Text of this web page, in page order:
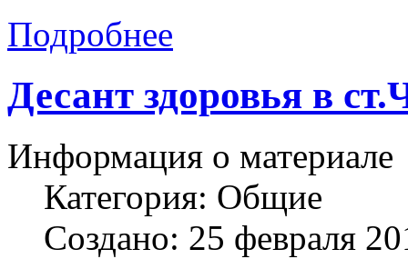
Подробнее
Десант здоровья в
Информация о материале
Категория: Общие
Создано: 25 февраля